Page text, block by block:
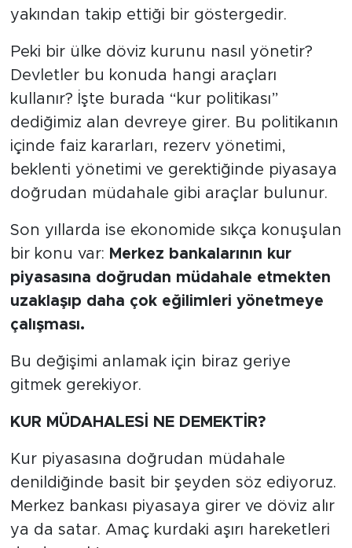
yakından takip ettiği bir göstergedir.
Peki bir ülke döviz kurunu nasıl yönetir?
Devletler bu konuda hangi araçları
kullanır? İşte burada “kur politikası”
dediğimiz alan devreye girer. Bu politikanın
içinde faiz kararları, rezerv yönetimi,
beklenti yönetimi ve gerektiğinde piyasaya
doğrudan müdahale gibi araçlar bulunur.
Son yıllarda ise ekonomide sıkça konuşulan
bir konu var: Merkez bankalarının kur
piyasasına doğrudan müdahale etmekten
uzaklaşıp daha çok eğilimleri yönetmeye
çalışması.
Bu değişimi anlamak için biraz geriye
gitmek gerekiyor.
KUR MÜDAHALESİ NE DEMEKTİR?
Kur piyasasına doğrudan müdahale
denildiğinde basit bir şeyden söz ediyoruz.
Merkez bankası piyasaya girer ve döviz alır
ya da satar. Amaç kurdaki aşırı hareketleri